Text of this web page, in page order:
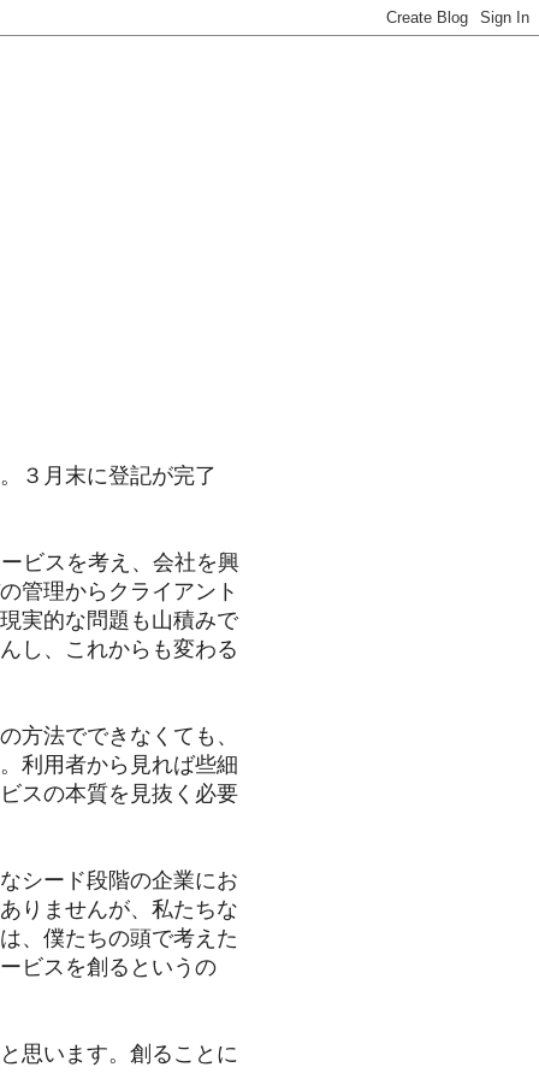
３月末に登記が完了
ビスを考え、会社を興
管理からクライアント
実的な問題も山積みで
し、これからも変わる
方法でできなくても、
利用者から見れば些細
スの本質を見抜く必要
シード段階の企業にお
りませんが、私たちな
、僕たちの頭で考えた
ビスを創るというの
思います。創ることに